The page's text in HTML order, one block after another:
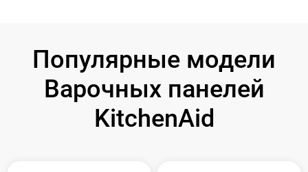
Популярные модели
Варочных панелей
KitchenAid